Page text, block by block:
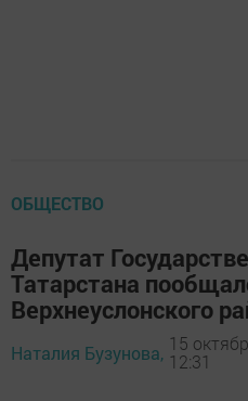
ОБЩЕСТВО
Депутат
Татарстана
Верхнеуслонского
Наталия Бузунова, 15
12:31